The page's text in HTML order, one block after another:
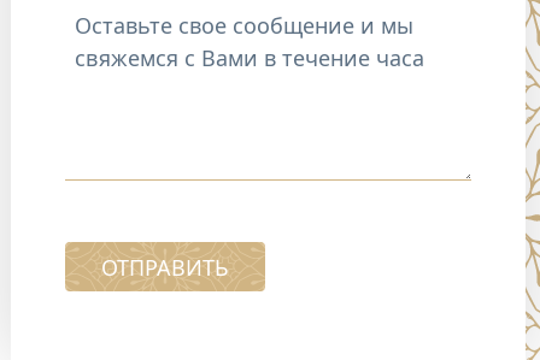
ОТПРАВИТЬ